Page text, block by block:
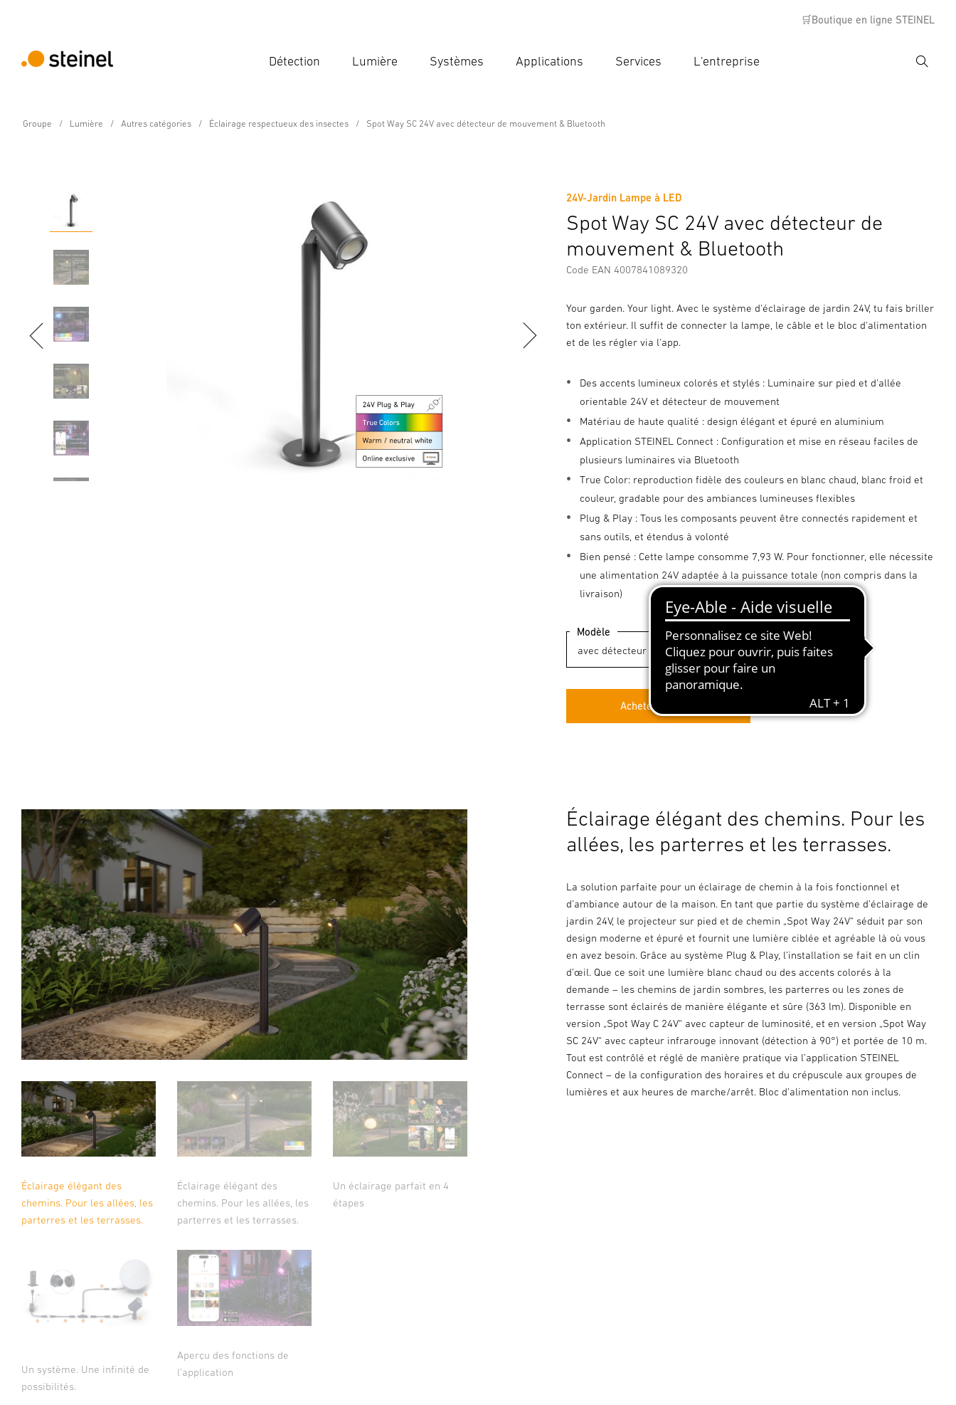
🛒Boutique en ligne STEINEL
Détection Lumière Systèmes Applications Services L'entreprise
Groupe Lumière Autres catégories Éclairage respectueux des insectes Spot Way SC 24V avec détecteur de mouvement & Bluetooth
24V-Jardin Lampe à LED
Spot Way SC 24V avec détecteur de
mouvement & Bluetooth
Code EAN 4007841089320
Your garden. Your light. Avec le système d'éclairage de jardin 24V, tu fais briller
ton extérieur. Il suffit de connecter la lampe, le câble et le bloc d'alimentation
et de les régler via l'app.
Des accents lumineux colorés et stylés : Luminaire sur pied et d'allée
orientable 24V et détecteur de mouvement
Matériau de haute qualité : design élégant et épuré en aluminium
Application STEINEL Connect : Configuration et mise en réseau faciles de
plusieurs luminaires via Bluetooth
True Color: reproduction fidèle des couleurs en blanc chaud, blanc froid et
couleur, gradable pour des ambiances lumineuses flexibles
Plug & Play : Tous les composants peuvent être connectés rapidement et
sans outils, et étendus à volonté
Bien pensé : Cette lampe consomme 7,93 W. Pour fonctionner, elle nécessite
une alimentation 24V adaptée à la puissance totale (non compris dans la
livraison)
Modèle
Acheter en ligne
Caractéristiques Téléchargements Consignes de Sécurité et Avertissements Informations sur le fabricant
Éclairage élégant des
chemins. Pour les allées, les
parterres et les terrasses.
Éclairage élégant des
chemins. Pour les allées, les
parterres et les terrasses.
Un éclairage parfait en 4
étapes
Un système. Une infinité de
possibilités.
Aperçu des fonctions de
l’application
Éclairage élégant des chemins. Pour les
allées, les parterres et les terrasses.
La solution parfaite pour un éclairage de chemin à la fois fonctionnel et
d’ambiance autour de la maison. En tant que partie du système d’éclairage de
jardin 24V, le projecteur sur pied et de chemin „Spot Way 24V“ séduit par son
design moderne et épuré et fournit une lumière ciblée et agréable là où vous
en avez besoin. Grâce au système Plug & Play, l’installation se fait en un clin
d’œil. Que ce soit une lumière blanc chaud ou des accents colorés à la
demande – les chemins de jardin sombres, les parterres ou les zones de
terrasse sont éclairés de manière élégante et sûre (363 lm). Disponible en
version „Spot Way C 24V“ avec capteur de luminosité, et en version „Spot Way
SC 24V“ avec capteur infrarouge innovant (détection à 90°) et portée de 10 m.
Tout est contrôlé et réglé de manière pratique via l’application STEINEL
Connect – de la configuration des horaires et du crépuscule aux groupes de
lumières et aux heures de marche/arrêt. Bloc d’alimentation non inclus.